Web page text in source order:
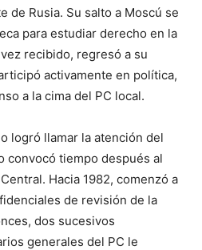
de Rusia. Su salto a Moscú se
para estudiar derecho en la
recibido, regresó a su
activamente en política,
a la cima del PC local.
logró llamar la atención del
convocó tiempo después al
Hacia 1982, comenzó a
de revisión de la
dos sucesivos
generales del PC le